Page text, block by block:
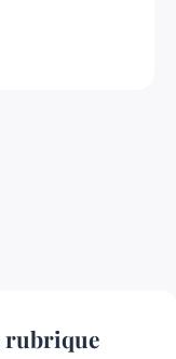
rubrique